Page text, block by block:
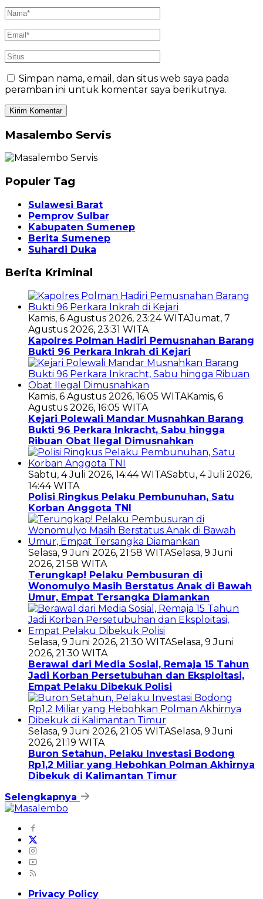
Simpan nama, email, dan situs web saya pada
peramban ini untuk komentar saya berikutnya.
Masalembo Servis
Populer Tag
Sulawesi Barat
Pemprov Sulbar
Kabupaten Sumenep
Berita Sumenep
Suhardi Duka
Berita Kriminal
Kamis, 6 Agustus 2026, 23:24 WITAJumat, 7
Agustus 2026, 23:31 WITA
Kapolres Polman Hadiri Pemusnahan Barang
Bukti 96 Perkara Inkrah di Kejari
Kamis, 6 Agustus 2026, 16:05 WITAKamis, 6
Agustus 2026, 16:05 WITA
Kejari Polewali Mandar Musnahkan Barang
Bukti 96 Perkara Inkracht, Sabu hingga
Ribuan Obat Ilegal Dimusnahkan
Sabtu, 4 Juli 2026, 14:44 WITASabtu, 4 Juli 2026,
14:44 WITA
Polisi Ringkus Pelaku Pembunuhan, Satu
Korban Anggota TNI
Selasa, 9 Juni 2026, 21:58 WITASelasa, 9 Juni
2026, 21:58 WITA
Terungkap! Pelaku Pembusuran di
Wonomulyo Masih Berstatus Anak di Bawah
Umur, Empat Tersangka Diamankan
Selasa, 9 Juni 2026, 21:30 WITASelasa, 9 Juni
2026, 21:30 WITA
Berawal dari Media Sosial, Remaja 15 Tahun
Jadi Korban Persetubuhan dan Eksploitasi,
Empat Pelaku Dibekuk Polisi
Selasa, 9 Juni 2026, 21:05 WITASelasa, 9 Juni
2026, 21:19 WITA
Buron Setahun, Pelaku Investasi Bodong
Rp1,2 Miliar yang Hebohkan Polman Akhirnya
Dibekuk di Kalimantan Timur
Selengkapnya
Privacy Policy